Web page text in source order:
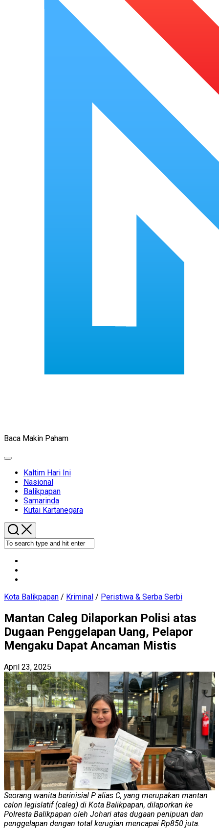
Baca Makin Paham
Expand
Kaltim Hari Ini
Nasional
Current
Page
Parent
Balikpapan
Samarinda
Kutai Kartanegara
Kota Balikpapan / Kriminal / Peristiwa & Serba Serbi
Mantan Caleg Dilaporkan Polisi atas
Dugaan Penggelapan Uang, Pelapor
Mengaku Dapat Ancaman Mistis
April 23, 2025
Seorang wanita berinisial P alias C, yang merupakan mantan
calon legislatif (caleg) di Kota Balikpapan, dilaporkan ke
Polresta Balikpapan oleh Johari atas dugaan penipuan dan
penggelapan dengan total kerugian mencapai Rp850 juta.